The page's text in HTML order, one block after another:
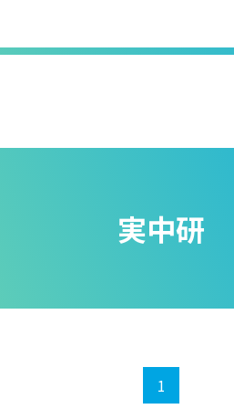
実中研
1